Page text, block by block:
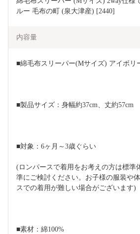
ルー 毛布の町 (泉大津産) [2440]
内容量
■綿毛布スリーパー(Mサイズ) アイボリ
■製品サイズ：身幅約37cm、丈約57cm
■対象：6ヶ月～3歳ぐらい
(ロンパースで着用をお考えの方は標準
準にご検討ください。お子様の服装や
スでの着用が難しい場合がございます)
■素材：綿100%